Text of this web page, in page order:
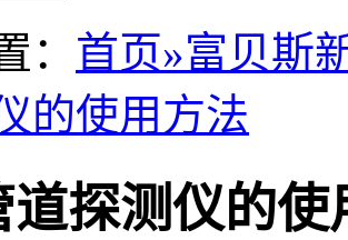
： 首页»富贝斯
的使用方法
道探测仪的使